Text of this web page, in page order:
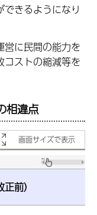
きるようになり
営に民間の能力を
コストの縮減等を
相違点
画面サイズで表示
前）